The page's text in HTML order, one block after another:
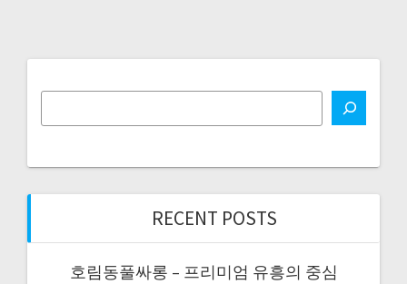
RECENT POSTS
호림동풀싸롱 – 프리미엄 유흥의 중심